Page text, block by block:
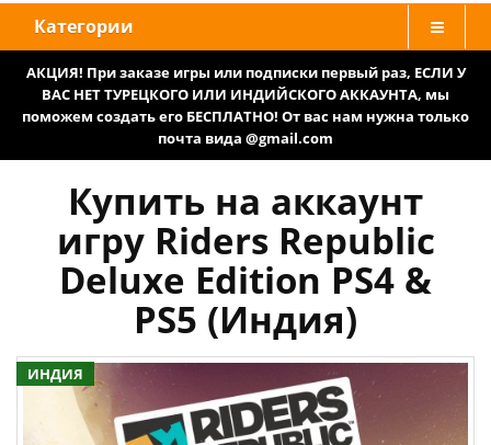
Категории
АКЦИЯ! При заказе игры или подписки первый раз, ЕСЛИ У
ВАС НЕТ ТУРЕЦКОГО ИЛИ ИНДИЙСКОГО АККАУНТА, мы
поможем создать его БЕСПЛАТНО! От вас нам нужна только
почта вида @gmail.com
Купить на аккаунт
игру Riders Republic
Deluxe Edition PS4 &
PS5 (Индия)
ИНДИЯ